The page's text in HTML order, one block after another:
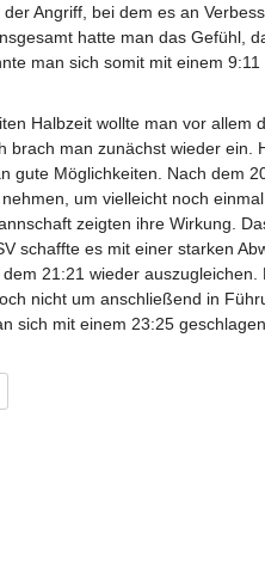
Angriff, bei dem es an
hatte man das Gefühl,
man sich somit mit einem 9:11
Halbzeit wollte man vor allem
brach man zunächst wieder ein.
gute Möglichkeiten. Nach dem
um vielleicht noch
zeigten ihre Wirkung.
schaffte es mit einer starken
21:21 wieder
nicht um anschließend in
sich mit einem 23:25